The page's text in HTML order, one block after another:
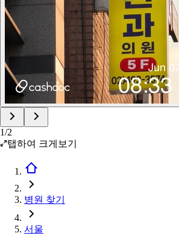
1/2
탭하여 크게보기
병원 찾기
서울